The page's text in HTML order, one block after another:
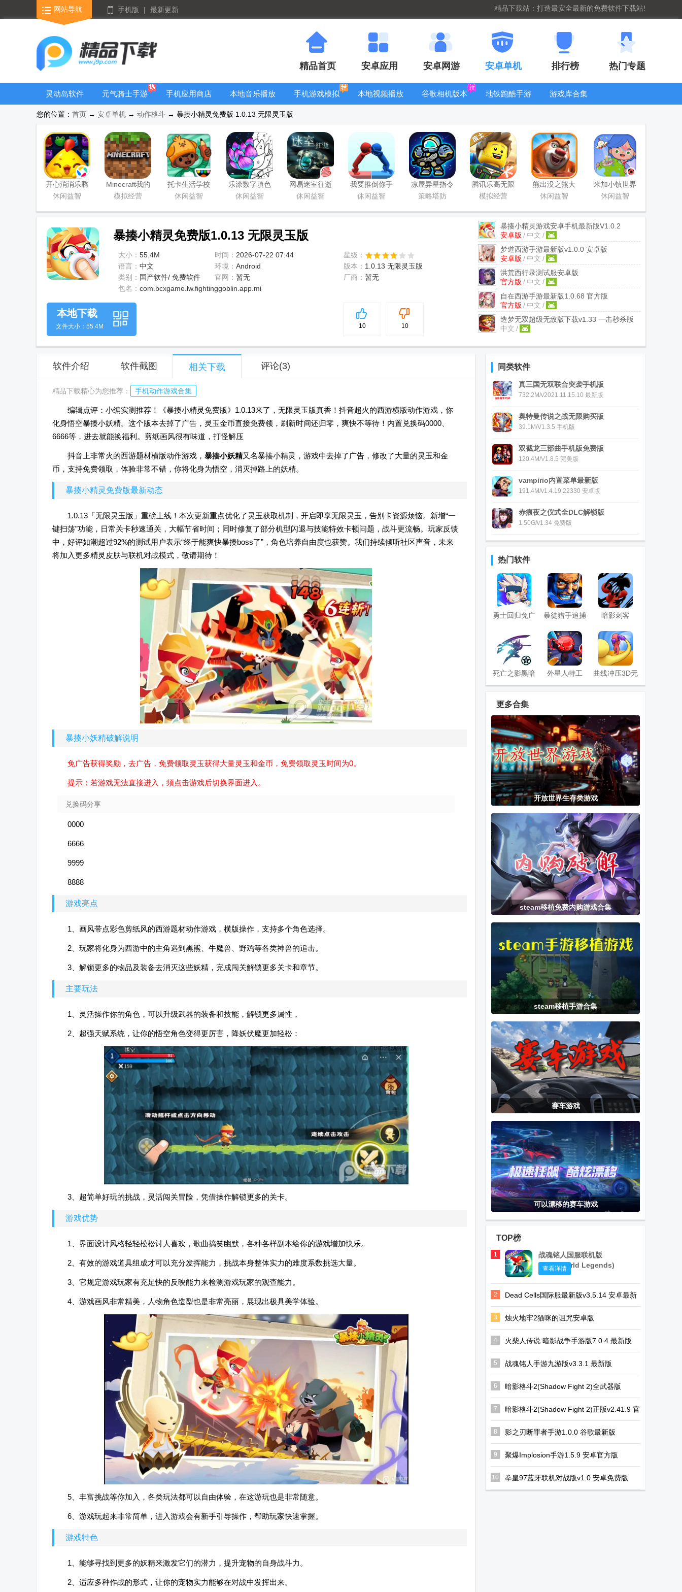
网站导航 手机版 | 最新更新 精品下载站：打造最安全最新的免费软件下载站!
精品首页 安卓应用 安卓网游 安卓单机 排行榜 热门专题
灵动岛软件
元气骑士手游
大全
手机应用商店
本地音乐播放
手机游戏模拟
本地视频播放
谷歌相机版本
地铁跑酷手游
游戏库合集
看器
您的位置： 首页 → 安卓单机 → 动作格斗 → 暴揍小精灵免费版 1.0.13 无限灵玉版
开心消消乐腾
讯版
休闲益智
Minecraft我的
世界Beta版
模拟经营
托卡生活学校
完整版游戏
休闲益智
乐涂数字填色
无限提示版
休闲益智
网易迷室往逝
官方版下载安
休闲益智
我要推倒你手
游最新版
休闲益智
凉屋异星指令
手游官方版
策略塔防
腾讯乐高无限
游戏
模拟经营
熊出没之熊大
快跑
休闲益智
米加小镇世界
国际版(Miga
休闲益智
暴揍小精灵免费版1.0.13 无限灵玉版
大小： 55.4M 时间： 2026-07-22 07:44
星级：
语言： 中文 环境： Android 版本： 1.0.13 无限灵玉版
类别： 国产软件/ 免费软件 官网： 暂无 厂商： 暂无
包名： com.bcxgame.lw.fightinggoblin.app.mi
暴揍小精灵游戏安卓手机最新版V1.0.2
安卓版 / 中文 /
梦道西游手游最新版v1.0.0 安卓版
安卓版 / 中文 /
洪荒西行录测试服安卓版
1.0.5.000.0515.1732 官方版
官方版 / 中文 /
自在西游手游最新版1.0.68 官方版
官方版 / 中文 /
造梦无双超级无敌版下载v1.33 一击秒杀版
中文 /
5
10 10
本地下载
文件大小：55.4M
软件介绍 软件截图 相关下载 评论(3)
精品下载精心为您推荐： 手机动作游戏合集
编辑点评：小编实测推荐！《暴揍小精灵免费版》1.0.13来了，无限灵玉版真香！抖音超火的西游横版动作游戏，你
化身悟空暴揍小妖精。这个版本去掉了广告，灵玉金币直接免费领，刷新时间还归零，爽快不等待！内置兑换码0000、
6666等，进去就能换福利。剪纸画风很有味道，打怪解压
抖音上非常火的西游题材横版动作游戏， 暴揍小妖精又名暴揍小精灵，游戏中去掉了广告，修改了大量的灵玉和金
币，支持免费领取，体验非常不错，你将化身为悟空，消灭掉路上的妖精。
暴揍小精灵免费版最新动态
1.0.13「无限灵玉版」重磅上线！本次更新重点优化了灵玉获取机制，开启即享无限灵玉，告别卡资源烦恼。新增“一
键扫荡”功能，日常关卡秒速通关，大幅节省时间；同时修复了部分机型闪退与技能特效卡顿问题，战斗更流畅。玩家反馈
中，好评如潮超过92%的测试用户表示“终于能爽快暴揍boss了”，角色培养自由度也获赞。我们持续倾听社区声音，未来
将加入更多精灵皮肤与联机对战模式，敬请期待！
暴揍小妖精破解说明
免广告获得奖励，去广告，免费领取灵玉获得大量灵玉和金币，免费领取灵玉时间为0。
提示：若游戏无法直接进入，须点击游戏后切换界面进入。
兑换码分享
0000
6666
9999
8888
游戏亮点
1、画风带点彩色剪纸风的西游题材动作游戏，横版操作，支持多个角色选择。
2、玩家将化身为西游中的主角遇到黑熊、牛魔兽、野鸡等各类神兽的追击。
3、解锁更多的物品及装备去消灭这些妖精，完成闯关解锁更多关卡和章节。
主要玩法
1、灵活操作你的角色，可以升级武器的装备和技能，解锁更多属性，
2、超强天赋系统，让你的悟空角色变得更厉害，降妖伏魔更加轻松：
3、超简单好玩的挑战，灵活闯关冒险，凭借操作解锁更多的关卡。
游戏优势
1、界面设计风格轻轻松松讨人喜欢，歌曲搞笑幽默，各种各样副本给你的游戏增加快乐。
2、有效的游戏道具组成才可以充分发挥能力，挑战本身整体实力的难度系数挑选大量。
3、它规定游戏玩家有充足快的反映能力来检测游戏玩家的观查能力。
4、游戏画风非常精美，人物角色造型也是非常亮丽，展现出极具美学体验。
5、丰富挑战等你加入，各类玩法都可以自由体验，在这游玩也是非常随意。
6、游戏玩起来非常简单，进入游戏会有新手引导操作，帮助玩家快速掌握。
游戏特色
1、能够寻找到更多的妖精来激发它们的潜力，提升宠物的自身战斗力。
2、适应多种作战的形式，让你的宠物实力能够在对战中发挥出来。
同类软件
真三国无双联合突袭手机版
732.2M/v2021.11.15.10 最新版
奥特曼传说之战无限购买版
39.1M/V1.3.5 手机版
双截龙三部曲手机版免费版
120.4M/V1.8.5 完美版
vampirio内置菜单最新版
191.4M/v1.4.19.22330 安卓版
赤痕夜之仪式全DLC解锁版
1.50G/v1.34 免费版
热门软件
勇士回归免广
暴徒猎手追捕
内置菜单版
暗影刺客
3d(Super
Cloner 3D)
死亡之影黑暗
骑士火柴人战
斗内购版
外星人特工
曲线冲压3D无
限金币
龙兽争霸2合
体战争
水果部落无限
体力
怒之铁拳4解
锁版(Streets
of Rage 4)
616.sb音游
phira免费安装
战争沙盘钢铁
风暴免广告版
龙之力量1汉
化版
植物大战僵尸
无尽高清版内
置修改
火星搁浅生存
免费版
简单修仙游戏
合金弹头X最
BARDA背袋登
合金弹头5无
更多合集
开放世界生存类游戏
steam移植免费内购游戏合集
steam移植手游合集
赛车游戏
可以漂移的赛车游戏
TOP榜
1
战魂铭人国服联机版
(Otherworld Legends)
查看详情
2
Dead Cells国际服最新版v3.5.14 安卓最新
版
3
烛火地牢2猫咪的诅咒安卓版
(Tallowmere2)v0.3.7n中文联机版
4 火柴人传说:暗影战争手游版7.0.4 最新版
5 战魂铭人手游九游版v3.3.1 最新版
6
暗影格斗2(Shadow Fight 2)全武器版
v2.41.9 最新版
7
暗影格斗2(Shadow Fight 2)正版v2.41.9 官
方版
8 影之刃断罪者手游1.0.0 谷歌最新版
9 聚爆Implosion手游1.5.9 安卓官方版
10 拳皇97蓝牙联机对战版v1.0 安卓免费版